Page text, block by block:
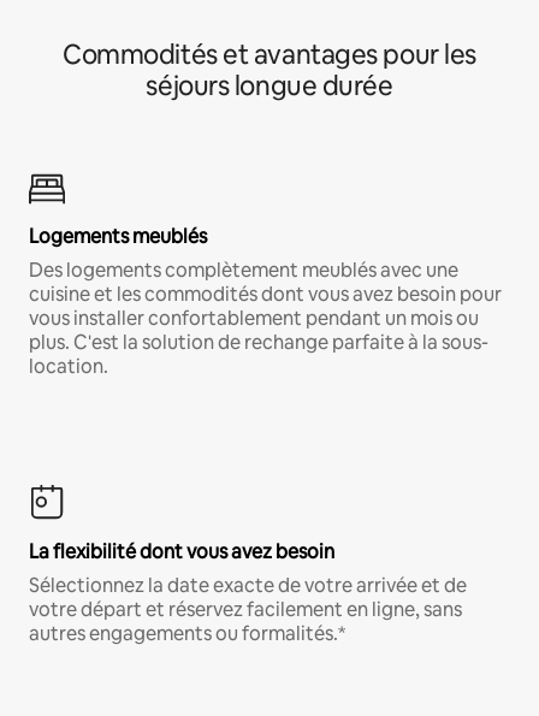
Commodités et avantages pour les
séjours longue durée
Logements meublés
Des logements complètement meublés avec une
cuisine et les commodités dont vous avez besoin pour
vous installer confortablement pendant un mois ou
plus. C'est la solution de rechange parfaite à la sous-
location.
La flexibilité dont vous avez besoin
Sélectionnez la date exacte de votre arrivée et de
votre départ et réservez facilement en ligne, sans
autres engagements ou formalités.*